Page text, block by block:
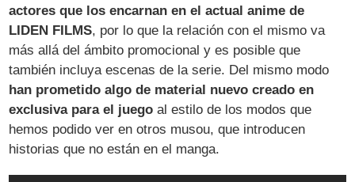
actores que los encarnan en el actual anime de
LIDEN FILMS, por lo que la relación con el mismo va
más allá del ámbito promocional y es posible que
también incluya escenas de la serie. Del mismo modo
han prometido algo de material nuevo creado en
exclusiva para el juego al estilo de los modos que
hemos podido ver en otros musou, que introducen
historias que no están en el manga.